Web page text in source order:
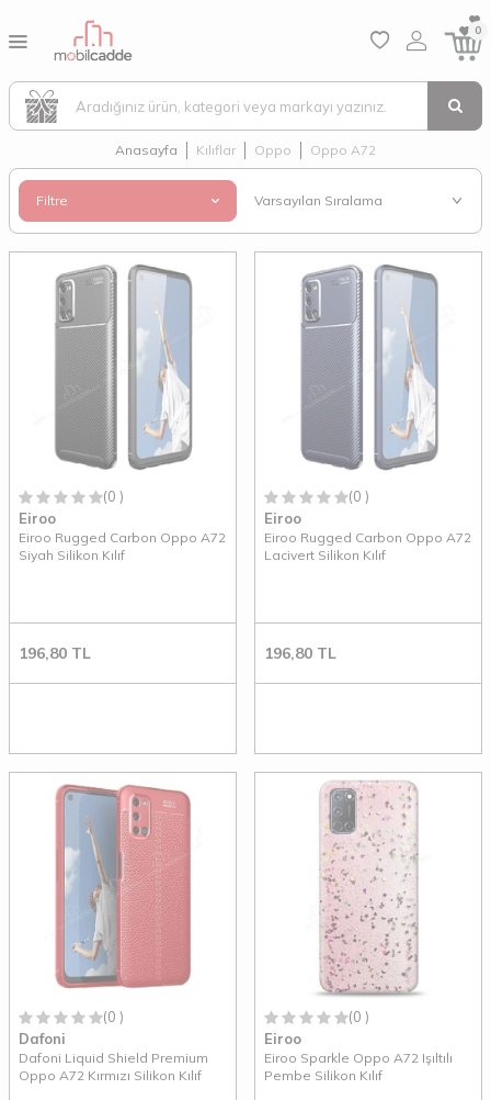
0
Anasayfa Kılıflar Oppo Oppo A72
Filtre
(0 )
Eiroo
Eiroo Rugged Carbon Oppo A72
Siyah Silikon Kılıf
196,80 TL
(0 )
Eiroo
Eiroo Rugged Carbon Oppo A72
Lacivert Silikon Kılıf
196,80 TL
(0 )
Dafoni
Dafoni Liquid Shield Premium
Oppo A72 Kırmızı Silikon Kılıf
(0 )
Eiroo
Eiroo Sparkle Oppo A72 Işıltılı
Pembe Silikon Kılıf